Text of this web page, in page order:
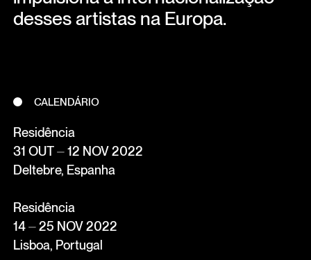
desses artistas na Europa.
CALENDÁRIO
Residência
31 OUT ⏤ 12 NOV 2022
Deltebre, Espanha
Residência
14 ⏤ 25 NOV 2022
Lisboa, Portugal